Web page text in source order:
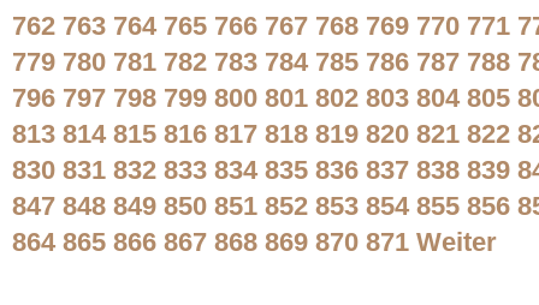
762 763 764 765 766 767 768 769 770 771
779 780 781 782 783 784 785 786 787 788
796 797 798 799 800 801 802 803 804 805
813 814 815 816 817 818 819 820 821 822
830 831 832 833 834 835 836 837 838 839
847 848 849 850 851 852 853 854 855 856
864 865 866 867 868 869 870 871 Weiter